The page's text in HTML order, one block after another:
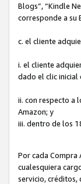
Blogs”, “Kindle
corresponde a su
c. el cliente
i. el cliente
dado el clic inicial
ii. con respecto a
Amazon; y
iii. dentro de los
Por cada Compra
cualesquiera
servicio, créditos,